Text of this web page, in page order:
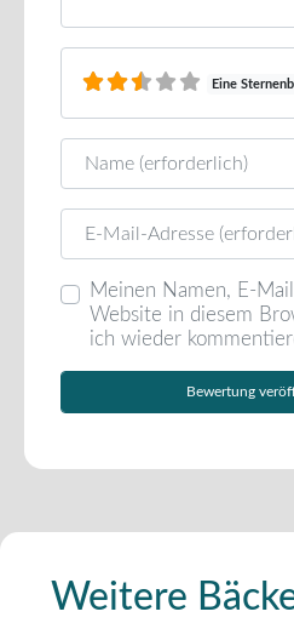
Eine
Name
E-Mail
Meinen Namen, E-
Website in diesem
ich wieder
Weitere